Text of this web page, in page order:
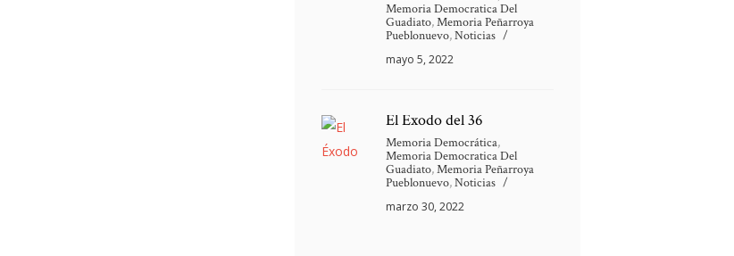
Memoria Democratica Del
Guadiato,Memoria Peñarroya
Pueblonuevo,Noticias
mayo 5, 2022
El Éxodo del 36
Memoria Democrática,
Memoria Democratica Del
Guadiato,Memoria Peñarroya
Pueblonuevo,Noticias
marzo 30, 2022